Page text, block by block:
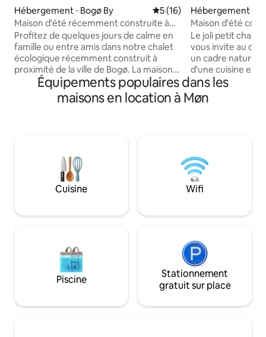
Hébergement ⋅ Bogø By Évaluation moyenne sur la
5 (16)
Maison d'été récemment construite à
Bogø
Profitez de quelques jours de calme en
famille ou entre amis dans notre chalet
écologique récemment construit à
proximité de la ville de Bogø. La maison
dispose d'une belle lumière et d'une vue
sur le jardin privé depuis les grandes
fenêtres dans toutes les pièces. Elle est
marche de Camønoen, des pizzas cuites
au four à pierre au port de Bogø et des
achats dans l'épicerie locale - ou que
diriez-vous d'un court trajet en voiture
Liselund ou peut-être d'une glace à
Hébergement ⋅
Maison d'été
Le joli petit chalet
vous invite au
un cadre naturel.
d'une cuisine
et d'une grande terrasse.
fonctionnelle et
vous avez besoin. Il y a une entrée, une
d'entrée. Ici, vous
majeure partie
profitant des
secteur est
Équipements populaires dans les
maisons en location à Møn
Cuisine Wifi
Piscine
Stationnement
gratuit sur place